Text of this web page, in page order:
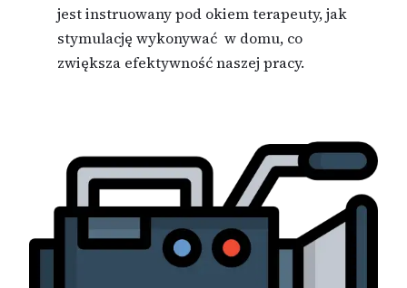
jest instruowany pod okiem terapeuty, jak
stymulację wykonywać w domu, co
zwiększa efektywność naszej pracy.